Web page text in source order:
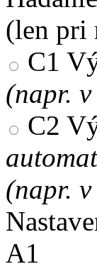
(len pri
C1
(napr. v
C2
(napr. v
A1